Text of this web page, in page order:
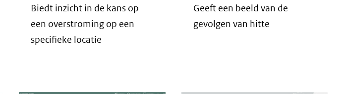
Biedt inzicht in de kans op
een overstroming op een
specifieke locatie
Geeft een beeld van de
gevolgen van hitte